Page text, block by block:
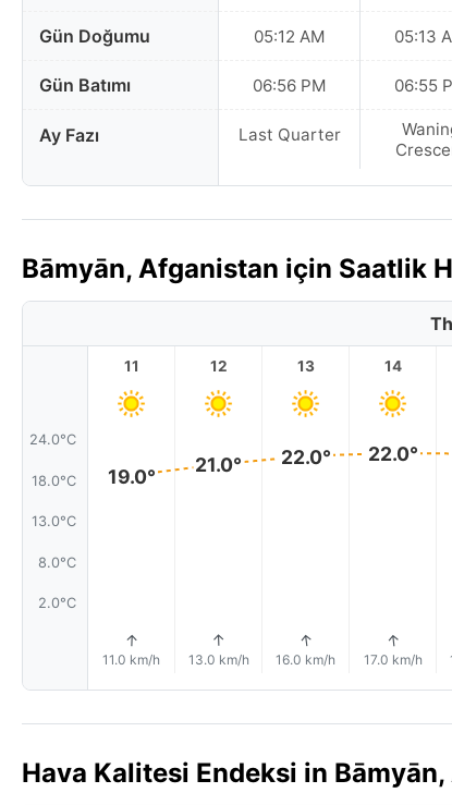
Gün Doğumu
Gün Batımı
Ay Fazı
05:12 AM
06:56 PM
Last Quarter
05:13
06:55
Bāmyān, Afganistan için Saatlik
24.0°C
18.0°C
13.0°C
8.0°C
2.0°C
11
19.0°
↑
11.0 km/h
12
21.0°
↑
13.0 km/h
13
22.0°
↑
16.0 km/h
14
22.0°
↑
17.0 km/h
Hava Kalitesi Endeksi in